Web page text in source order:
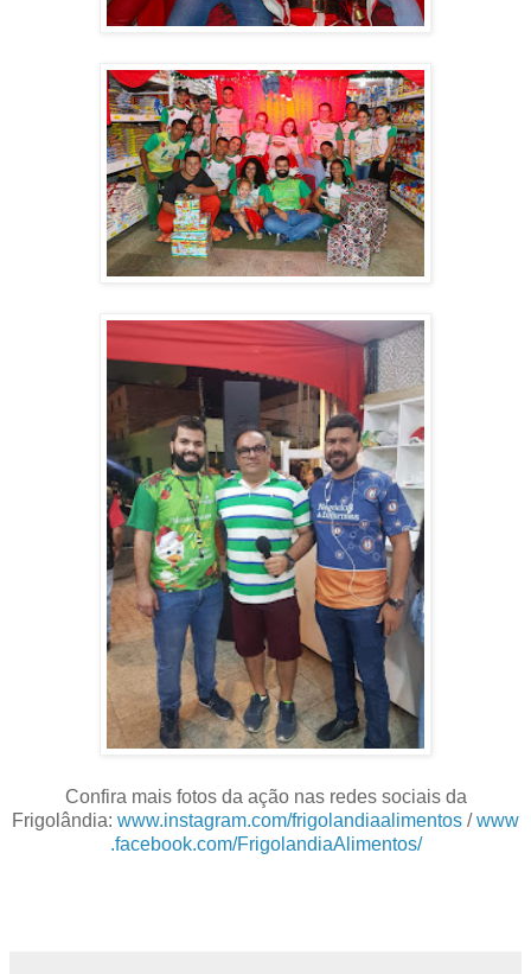
Confira mais fotos da ação nas redes sociais da
Frigolândia: www.instagram.com/frigolandiaalimentos /www
.facebook.com/FrigolandiaAlimentos/